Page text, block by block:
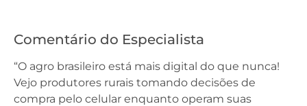
Comentário do Especialista
“O agro brasileiro está mais digital do que nunca!
Vejo produtores rurais tomando decisões de
compra pelo celular enquanto operam suas